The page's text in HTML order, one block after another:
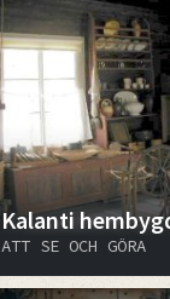
Kalanti
ATT SE OCH GÖRA